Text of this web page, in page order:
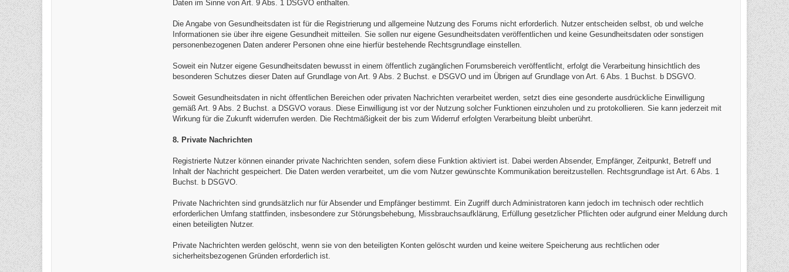
Daten im Sinne von Art. 9 Abs. 1 DSGVO enthalten.
Die Angabe von Gesundheitsdaten ist für die Registrierung und allgemeine Nutzung des Forums nicht erforderlich. Nutzer entscheiden selbst, ob und welche
Informationen sie über ihre eigene Gesundheit mitteilen. Sie sollen nur eigene Gesundheitsdaten veröffentlichen und keine Gesundheitsdaten oder sonstigen
personenbezogenen Daten anderer Personen ohne eine hierfür bestehende Rechtsgrundlage einstellen.
Soweit ein Nutzer eigene Gesundheitsdaten bewusst in einem öffentlich zugänglichen Forumsbereich veröffentlicht, erfolgt die Verarbeitung hinsichtlich des
besonderen Schutzes dieser Daten auf Grundlage von Art. 9 Abs. 2 Buchst. e DSGVO und im Übrigen auf Grundlage von Art. 6 Abs. 1 Buchst. b DSGVO.
Soweit Gesundheitsdaten in nicht öffentlichen Bereichen oder privaten Nachrichten verarbeitet werden, setzt dies eine gesonderte ausdrückliche Einwilligung
gemäß Art. 9 Abs. 2 Buchst. a DSGVO voraus. Diese Einwilligung ist vor der Nutzung solcher Funktionen einzuholen und zu protokollieren. Sie kann jederzeit mit
Wirkung für die Zukunft widerrufen werden. Die Rechtmäßigkeit der bis zum Widerruf erfolgten Verarbeitung bleibt unberührt.
8. Private Nachrichten
Registrierte Nutzer können einander private Nachrichten senden, sofern diese Funktion aktiviert ist. Dabei werden Absender, Empfänger, Zeitpunkt, Betreff und
Inhalt der Nachricht gespeichert. Die Daten werden verarbeitet, um die vom Nutzer gewünschte Kommunikation bereitzustellen. Rechtsgrundlage ist Art. 6 Abs. 1
Buchst. b DSGVO.
Private Nachrichten sind grundsätzlich nur für Absender und Empfänger bestimmt. Ein Zugriff durch Administratoren kann jedoch im technisch oder rechtlich
erforderlichen Umfang stattfinden, insbesondere zur Störungsbehebung, Missbrauchsaufklärung, Erfüllung gesetzlicher Pflichten oder aufgrund einer Meldung durch
einen beteiligten Nutzer.
Private Nachrichten werden gelöscht, wenn sie von den beteiligten Konten gelöscht wurden und keine weitere Speicherung aus rechtlichen oder
sicherheitsbezogenen Gründen erforderlich ist.